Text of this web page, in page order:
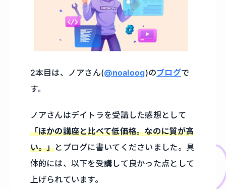
2本目は、ノアさん(@noaloog)のブログで
す。
ノアさんはデイトラを受講した感想として
「ほかの講座と比べて低価格。なのに質が高
い。」とブログに書いてくださいました。具
体的には、以下を受講して良かった点として
上げられています。